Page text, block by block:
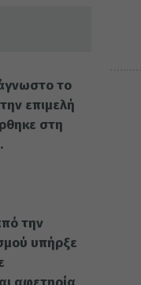
το
επιμελή
στη
την
υπήρξε